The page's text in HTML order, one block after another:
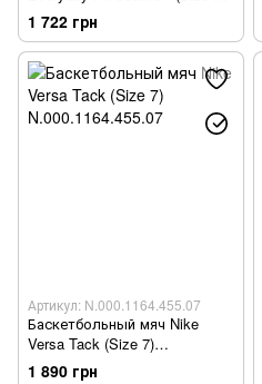
N.100.4369.637.07
1 722 грн
Артикул: N.000.1164.455.07
Баскетбольный мяч Nike
Versa Tack (Size 7)
N.000.1164.455.07
1 890 грн